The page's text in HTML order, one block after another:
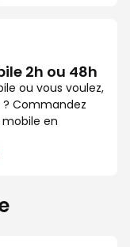
2h ou 48h
ou vous voulez,
Commandez
en